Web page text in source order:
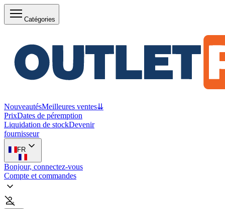
Catégories
NouveautésMeilleures ventes⇊
PrixDates de péremption
Liquidation de stockDevenir
fournisseur
FR
Bonjour, connectez-vous
Compte et commandes